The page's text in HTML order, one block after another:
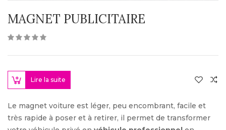
MAGNET PUBLICITAIRE
Lire la suite
Le magnet voiture est léger, peu encombrant, facile et
très rapide à poser et à retirer, il permet de transformer